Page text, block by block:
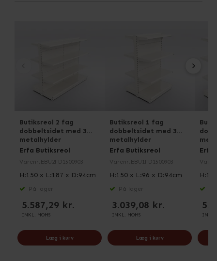
Butiksreol 2 fag
dobbeltsidet med 3
metalhylder
Erfa Butiksreol
Varenr. EBU2FD1500903
H:150 x L:187 x D:94cm
På lager
5.587,29 kr.
INKL. MOMS
Læg i kurv
Butiksreol 1 fag
dobbeltsidet med 3
metalhylder
Erfa Butiksreol
Varenr. EBU1FD1500903
H:150 x L:96 x D:94cm
På lager
3.039,08 kr.
INKL. MOMS
Læg i kurv
Erfa
INKL.